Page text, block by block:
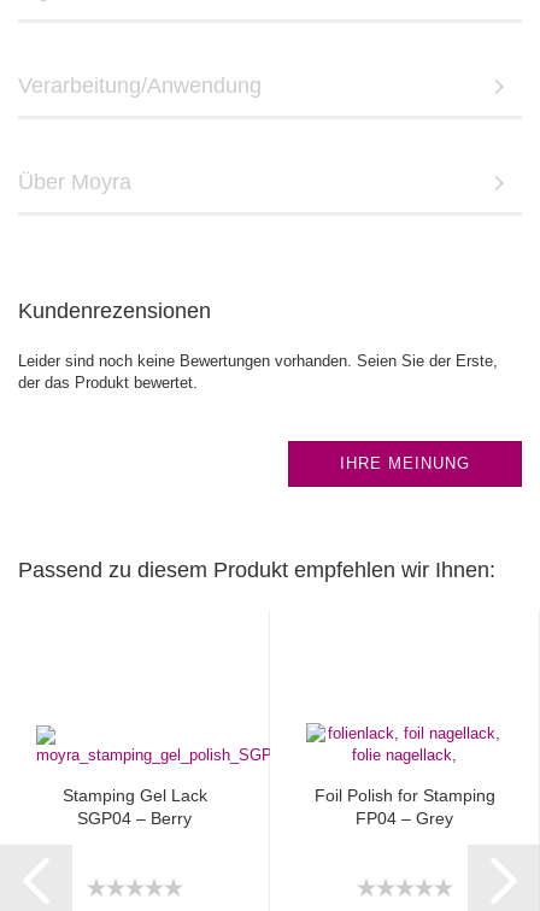
Verarbeitung/Anwendung
Über Moyra
Kundenrezensionen
Leider sind noch keine Bewertungen vorhanden. Seien Sie der Erste,
der das Produkt bewertet.
IHRE MEINUNG
Passend zu diesem Produkt empfehlen wir Ihnen:
Stamping Gel Lack
SGP04 – Berry
Foil Polish for Stamping
FP04 – Grey